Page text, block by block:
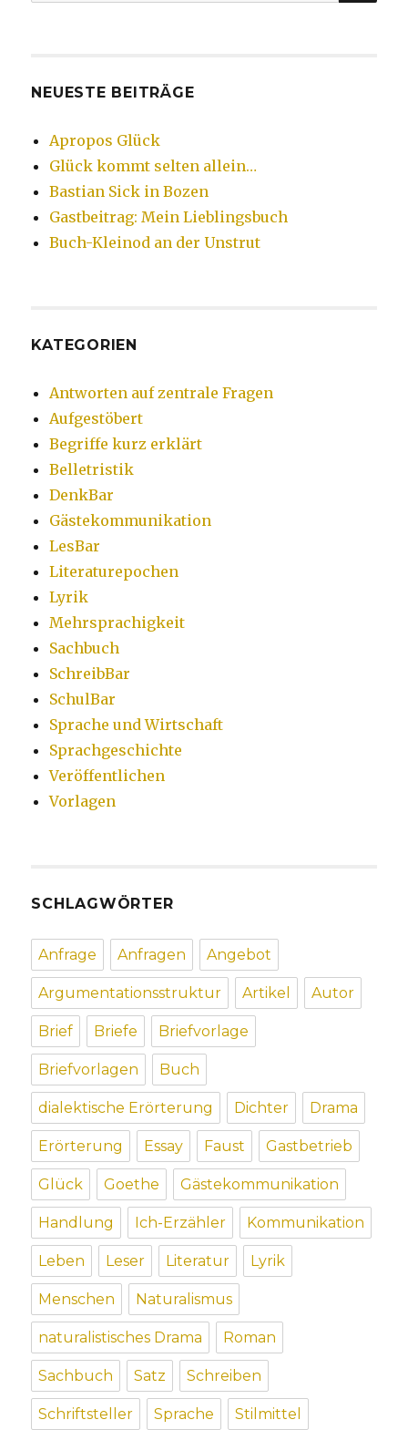
NEUESTE BEITRÄGE
Apropos Glück
Glück kommt selten allein…
Bastian Sick in Bozen
Gastbeitrag: Mein Lieblingsbuch
Buch-Kleinod an der Unstrut
KATEGORIEN
Antworten auf zentrale Fragen
Aufgestöbert
Begriffe kurz erklärt
Belletristik
DenkBar
Gästekommunikation
LesBar
Literaturepochen
Lyrik
Mehrsprachigkeit
Sachbuch
SchreibBar
SchulBar
Sprache und Wirtschaft
Sprachgeschichte
Veröffentlichen
Vorlagen
SCHLAGWÖRTER
Anfrage Anfragen Angebot
Argumentationsstruktur Artikel Autor
Brief Briefe Briefvorlage
Briefvorlagen Buch
dialektische Erörterung Dichter Drama
Erörterung Essay Faust Gastbetrieb
Glück Goethe Gästekommunikation
Handlung Ich-Erzähler Kommunikation
Leben Leser Literatur Lyrik
Menschen Naturalismus
naturalistisches Drama Roman
Sachbuch Satz Schreiben
Schriftsteller Sprache Stilmittel